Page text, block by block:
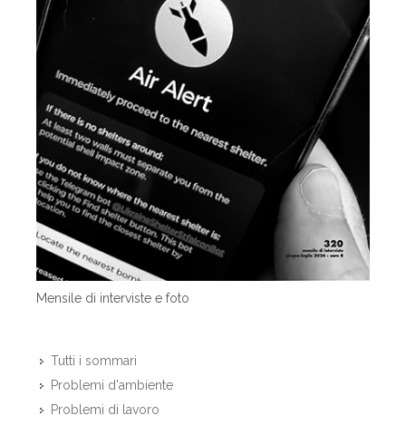
Mensile di interviste e foto
Tutti i sommari
Problemi d'ambiente
Problemi di lavoro